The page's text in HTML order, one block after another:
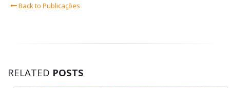
Back to Publicações
RELATED POSTS